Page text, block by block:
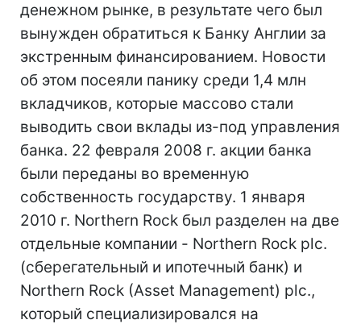
денежном рынке, в результате чего был
вынужден обратиться к Банку Англии за
экстренным финансированием. Новости
об этом посеяли панику среди 1,4 млн
вкладчиков, которые массово стали
выводить свои вклады из-под управления
банка. 22 февраля 2008 г. акции банка
были переданы во временную
собственность государству. 1 января
2010 г. Northern Rock был разделен на две
отдельные компании - Northern Rock plc.
(сберегательный и ипотечный банк) и
Northern Rock (Asset Management) plc.,
который специализировался на